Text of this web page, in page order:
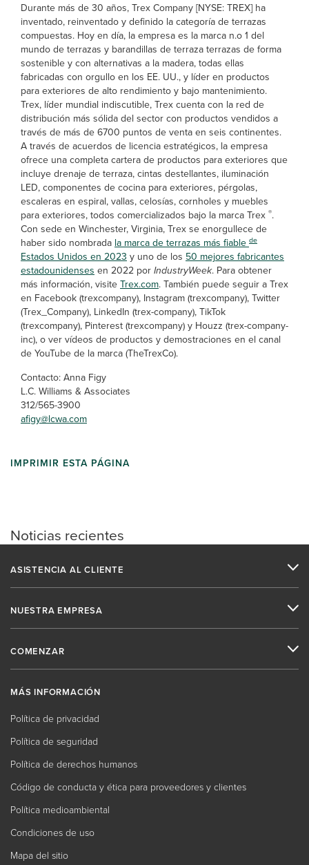
Noticias recientes
Durante más de 30 años, Trex Company [NYSE: TREX] ha
inventado, reinventado y definido la categoría de terrazas
compuestas. Hoy en día, la empresa es la marca n.o 1 del
mundo de terrazas y barandillas de terraza terrazas de forma
sostenible y con alternativas a la madera, todas ellas
fabricadas con orgullo en los EE. UU., y líder en productos
para exteriores de alto rendimiento y bajo mantenimiento.
Trex, líder mundial indiscutible, Trex cuenta con la red de
distribución más sólida del sector con productos vendidos a
través de más de 6700 puntos de venta en seis continentes.
A través de acuerdos de licencia estratégicos, la empresa
ofrece una completa cartera de productos para exteriores que
incluye drenaje de terraza, cintas destellantes, iluminación
LED, componentes de cocina para exteriores, pérgolas,
escaleras en espiral, vallas, celosías, cornholes y muebles
para exteriores, todos comercializados bajo la marca Trex ®.
Con sede en Winchester, Virginia, Trex se enorgullece de
haber sido nombradala marca de terrazas más fiablede
Estados Unidos en 2023y uno de los 50 mejores fabricantes
estadounidensesen 2022 porIndustryWeek. Para obtener
más información, visiteTrex.com. También puede seguir a Trex
en Facebook (trexcompany), Instagram (trexcompany), Twitter
(Trex_Company), LinkedIn (trex-company), TikTok
(trexcompany), Pinterest (trexcompany) y Houzz (trex-company-
inc), o ver vídeos de productos y demostraciones en el canal
de YouTube de la marca (TheTrexCo).
Contacto: Anna Figy
L.C. Williams & Associates
312/565-3900
afigy@lcwa.com
IMPRIMIR ESTA PÁGINA
ASISTENCIA AL CLIENTE
NUESTRA EMPRESA
COMENZAR
MÁS INFORMACIÓN
Política de privacidad
Política de seguridad
Política de derechos humanos
Código de conducta y ética para proveedores y clientes
Política medioambiental
Condiciones de uso
Mapa del sitio